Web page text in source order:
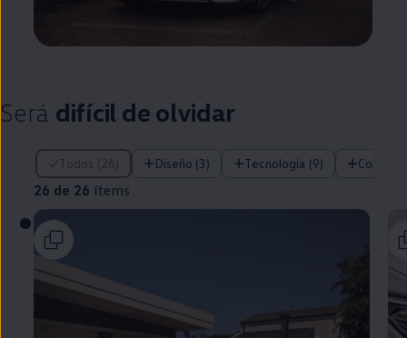
Será difícil de olvidar
Todos (26) Diseño (3) Tecnología (9) Confort
26 de 26 ítems
26 de 26 ítems